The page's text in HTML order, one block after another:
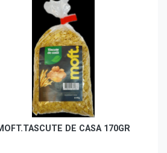
DE CASA 170GR